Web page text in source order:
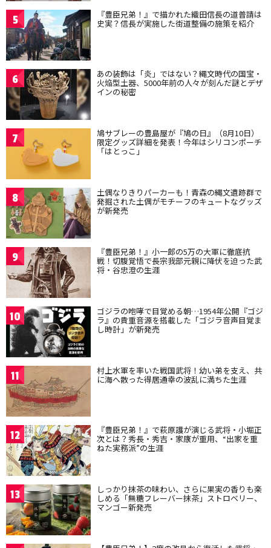
5 『豊臣兄弟！』で描かれた織田信長の道普請は
史実？信長が実施した街道整備の施策を紹介
6 あの装飾は「炎」ではない？縄文時代の国宝・
火焔型土器、5000年前の人々が刻んだ謎とデザ
インの秘密
7 鳩サブレーの豊島屋が『鳩の日』（8月10日）
限定グッズ詳細を発表！今年はシリコンポーチ
「はとっこ」
8 土偶なりきりパーカーも！青森の縄文遺跡群で
発掘された土偶がモチーフのキュートなグッズ
が新発売
9 『豊臣兄弟！』小一郎の5万の大軍に徹底抗
戦！切腹覚悟で長宗我部元親に降伏を迫った武
将・谷忠澄の生涯
10 ゴジラの咆哮で目覚める朝…1954年公開『ゴジ
ラ』の貴重音源を搭載した「ゴジラ音声目覚ま
し時計」が新発売
11 村上水軍を率いた戦国武将！幼い弟を支え、共
に海へ散った得居通幸の波乱に満ちた生涯
12 『豊臣兄弟！』で萩原護が演じる武将・小堀正
次とは？秀長・秀吉・家康が重用、“出家を重
ねた実務派”の生涯
13 しっかり抹茶の味わい、さらに果実の香りも楽
しめる「無糖フレーバー抹茶」ストロベリー、
マンゴー新発売